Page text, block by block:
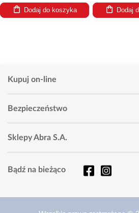
Dodaj do koszyka Dodaj
Kupuj on-line
Bezpieczeństwo
Sklepy Abra S.A.
Bądź na bieżąco